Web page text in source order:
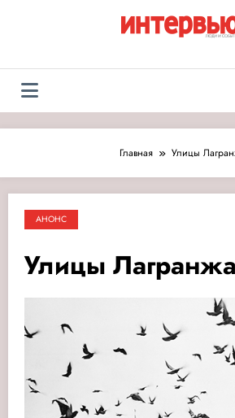
Журнал
Люди и
Люди и события
Главная Улицы
АНОНС
Улицы Лагранжа